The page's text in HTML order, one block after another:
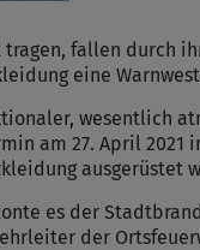
fallen durch
eine
wesentlich
am 27. April 2021
ausgerüstet
es der
der